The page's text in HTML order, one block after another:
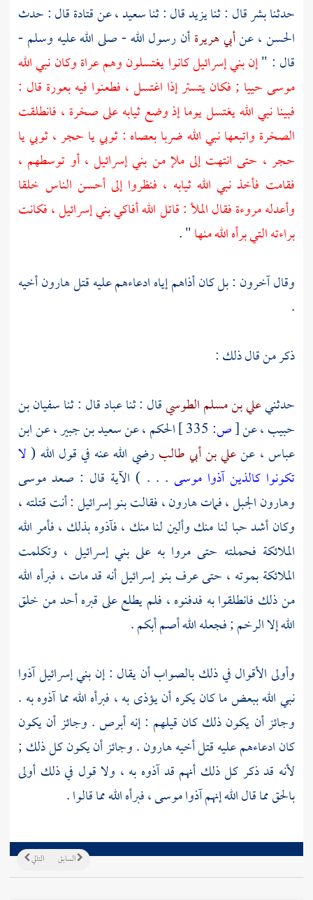
حدثنابشرقال : ثنايزيدقال : ثناسعيد ،عنقتادةقال : حدث
الحسن ،عنأبي هريرةأن رسول الله - صلى الله عليه وسلم -
قال : "إن بني إسرائيل كانوا يغتسلون وهم عراة وكان نبي الله
موسىحييا ; فكان يتستر إذا اغتسل ، فطعنوا فيه بعورة قال :
فبينا نبي الله يغتسل يوما إذ وضع ثيابه على صخرة ، فانطلقت
الصخرة واتبعها نبي الله ضربا بعصاه : ثوبي يا حجر ، ثوبي يا
حجر ، حتى انتهت إلى ملإ من بني إسرائيل ، أو توسطهم ،
فقامت فأخذ نبي الله ثيابه ، فنظروا إلى أحسن الناس خلقا
وأعدله مروءة فقال الملأ : قاتل الله أفاكي بني إسرائيل ، فكانت
براءته التي برأه الله منها" .
وقال آخرون : بل كان أذاهم إياه ادعاءهم عليه قتلهارونأخيه
.
ذكر من قال ذلك :
حدثنيعلي بن مسلم الطوسيقال : ثناعبادقال : ثناسفيان بن
حبيب ،عن[ص: الحكم ،عنسعيد بن جبير ،عنابن
عباس ، عنعلي بن أبي طالبرضي الله عنه في قول الله (لا
تكونوا كالذين آذوا موسى . . . ) الآية قال : صعد موسى
وهارونالجبل ، فمات هارون ، فقالت بنو إسرائيل : أنت قتلته ،
وكان أشد حبا لنا منك وألين لنا منك ، فآذوه بذلك ، فأمر الله
الملائكة فحملته حتى مروا به على بني إسرائيل ، وتكلمت
الملائكة بموته ، حتى عرف بنو إسرائيل أنه قد مات ، فبرأه الله
من ذلك فانطلقوا به فدفنوه ، فلم يطلع على قبره أحد من خلق
الله إلا الرخم ; فجعله الله أصم أبكم .
وأولى الأقوال في ذلك بالصواب أن يقال : إن بني إسرائيل آذوا
نبي الله ببعض ما كان يكره أن يؤذى به ، فبرأه الله مما آذوه به .
وجائز أن يكون ذلك كان قيلهم : إنه أبرص . وجائز أن يكون
كان ادعاءهم عليه قتل أخيههارون. وجائز أن يكون كل ذلك ;
لأنه قد ذكر كل ذلك أنهم قد آذوه به ، ولا قول في ذلك أولى
بالحق مما قال الله إنهم آذواموسى ،فبرأه الله مما قالوا .
التالي السابق